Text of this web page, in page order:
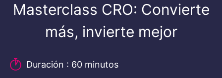
Masterclass CRO: Convierte
más, invierte mejor
Duración : 60 minutos